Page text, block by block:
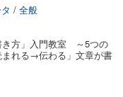
/ 全般
き方」入門教室 ～5つの
まれる→伝わる」文章が書